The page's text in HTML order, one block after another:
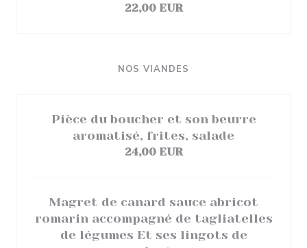
22,00 EUR
NOS VIANDES
Pièce du boucher et son beurre
aromatisé, frites, salade
24,00 EUR
Magret de canard sauce abricot
romarin accompagné de tagliatelles
de légumes Et ses lingots de